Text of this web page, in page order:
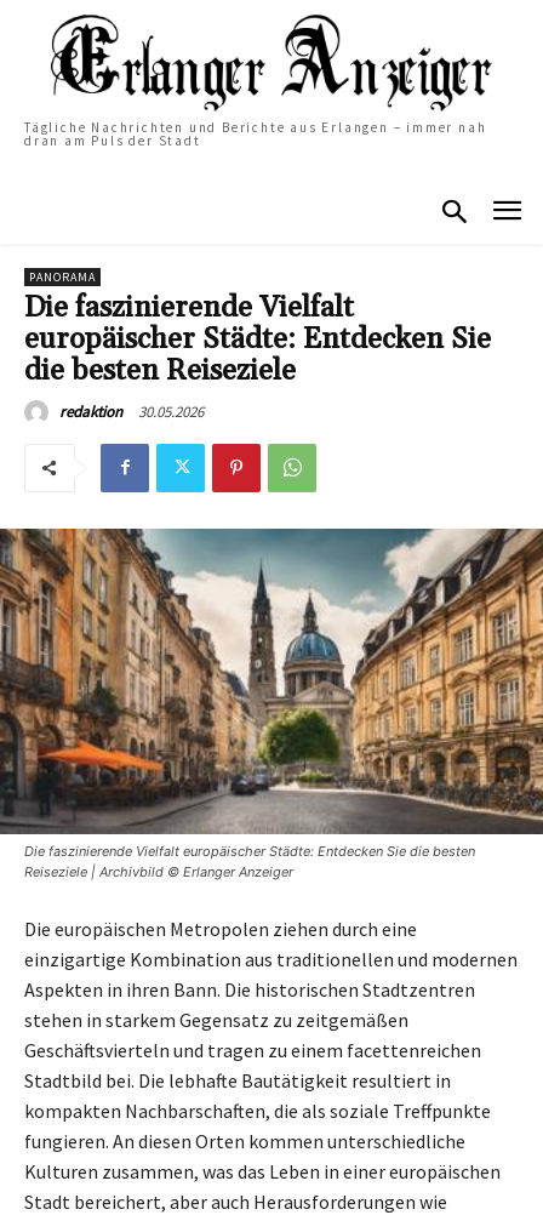
Tägliche Nachrichten und Berichte aus Erlangen – immer nah
dran am Puls der Stadt
PANORAMA
Die faszinierende Vielfalt
europäischer Städte: Entdecken Sie
die besten Reiseziele
redaktion 30.05.2026
Die faszinierende Vielfalt europäischer Städte: Entdecken Sie die besten
Reiseziele | Archivbild © Erlanger Anzeiger
Die europäischen Metropolen ziehen durch eine
einzigartige Kombination aus traditionellen und modernen
Aspekten in ihren Bann. Die historischen Stadtzentren
stehen in starkem Gegensatz zu zeitgemäßen
Geschäftsvierteln und tragen zu einem facettenreichen
Stadtbild bei. Die lebhafte Bautätigkeit resultiert in
kompakten Nachbarschaften, die als soziale Treffpunkte
fungieren. An diesen Orten kommen unterschiedliche
Kulturen zusammen, was das Leben in einer europäischen
Stadt bereichert, aber auch Herausforderungen wie